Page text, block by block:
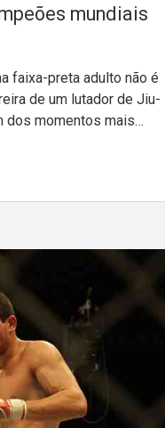
mundiais
faixa-preta adulto não é
de um lutador de Jiu-
dos momentos mais…